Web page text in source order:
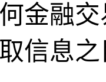
金融
信息